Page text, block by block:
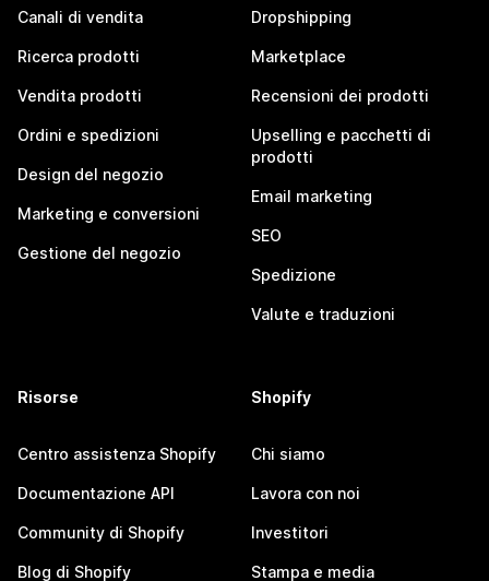
Canali di vendita
Ricerca prodotti
Vendita prodotti
Ordini e spedizioni
Design del negozio
Marketing e conversioni
Gestione del negozio
Dropshipping
Marketplace
Recensioni dei prodotti
Upselling e pacchetti di
prodotti
Email marketing
SEO
Spedizione
Valute e traduzioni
Risorse
Centro assistenza Shopify
Documentazione API
Community di Shopify
Blog di Shopify
Shopify
Chi siamo
Lavora con noi
Investitori
Stampa e media